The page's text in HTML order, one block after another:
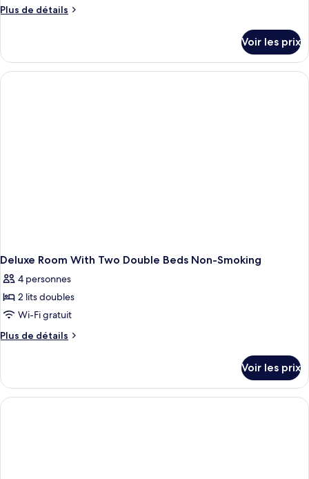
Free)
Beds,
Smoke
ce
chambre :
Chambre
Standard,
Plus de détails
Plus
le
type
de
Voir les prix
Deluxe Room With Two Double Beds Non-Smoking
4 personnes
2 lits doubles
Wi-Fi gratuit
Plus de détails
Plus
le
type
de
Voir les prix